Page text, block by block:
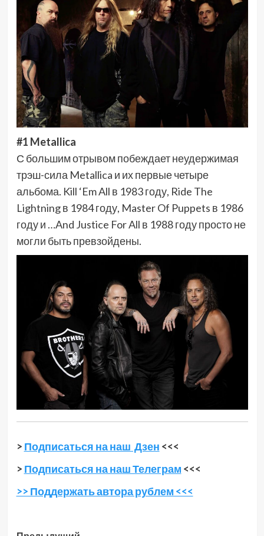
#1 Metallica
С большим отрывом побеждает неудержимая
трэш-сила Metallica и их первые четыре
альбома. Kill ‘Em All в 1983 году, Ride The
Lightning в 1984 году, Master Of Puppets в 1986
году и …And Justice For All в 1988 году просто не
могли быть превзойдены.
> Подписаться на наш Дзен <<<
> Подписаться на наш Телеграм <<<
>> Поддержать автора рублем <<<